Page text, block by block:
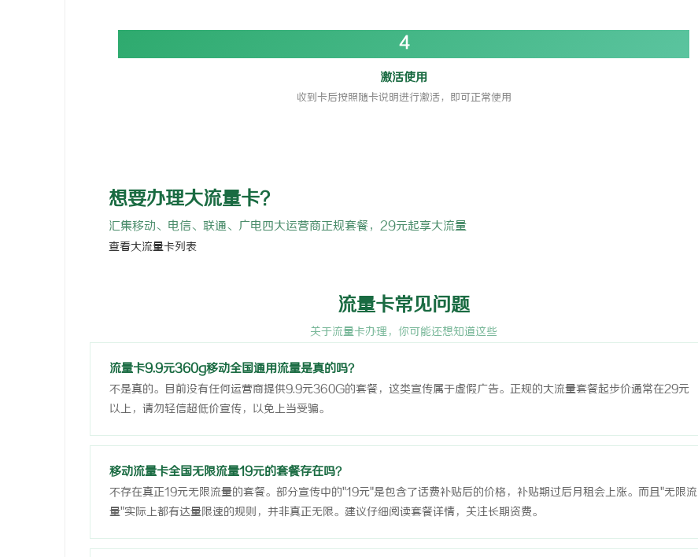
4
激活使用
收到卡后按照随卡说明进行激活，即可正常使用
想要办理大流量卡？
汇集移动、电信、联通、广电四大运营商正规套餐，29元起享大流量
查看大流量卡列表
流量卡常见问题
关于流量卡办理，你可能还想知道这些
流量卡9.9元360g移动全国通用流量是真的吗？
不是真的。目前没有任何运营商提供9.9元360G的套餐，这类宣传属于虚假广告。正规的大流量套餐起步价通常在29元
以上，请勿轻信超低价宣传，以免上当受骗。
移动流量卡全国无限流量19元的套餐存在吗？
不存在真正19元无限流量的套餐。部分宣传中的"19元"是包含了话费补贴后的价格，补贴期过后月租会上涨。而且"无限流
量"实际上都有达量限速的规则，并非真正无限。建议仔细阅读套餐详情，关注长期资费。